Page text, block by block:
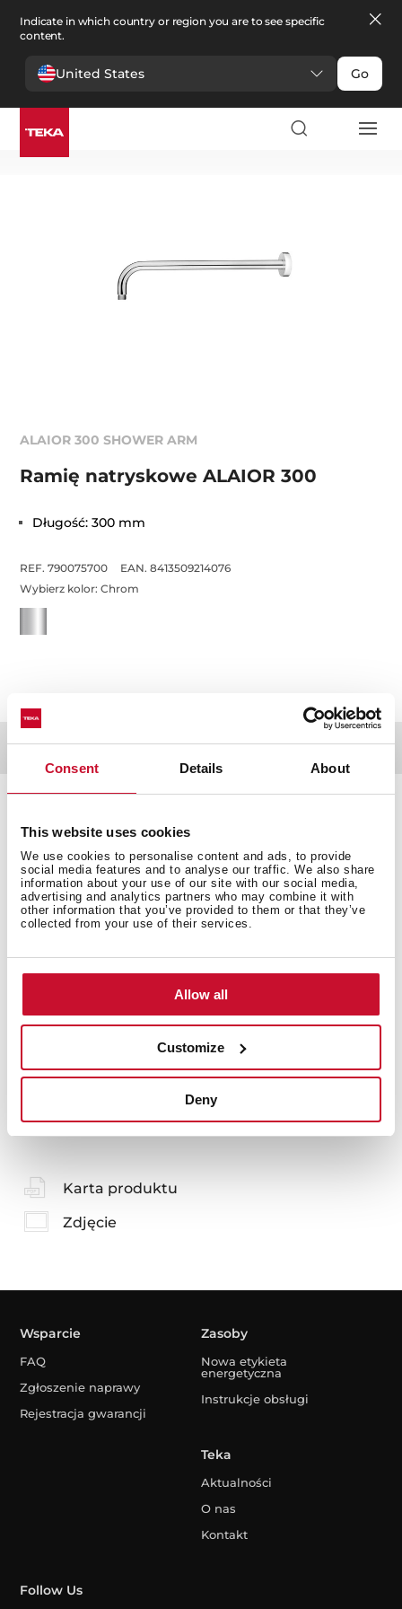
Consent Details About
This website uses cookies
We use cookies to personalise content and ads, to provide
social media features and to analyse our traffic. We also share
information about your use of our site with our social media,
advertising and analytics partners who may combine it with
other information that you’ve provided to them or that they’ve
collected from your use of their services.
Allow all
Customize
Deny
Indicate in which country or region you are to see specific
content.
United States Go
ALAIOR 300 SHOWER ARM
Ramię natryskowe ALAIOR 300
Długość: 300 mm
REF. 790075700
EAN. 8413509214076
Wybierz kolor:Chrom
Dokumentacja
Dane techniczne
Długość: 300 mm
Karta produktu
Zdjęcie
Wsparcie
FAQ
Zgłoszenie naprawy
Rejestracja gwarancji
Zasoby
Nowa etykieta
energetyczna
Instrukcje obsługi
Teka
Aktualności
O nas
Kontakt
Follow Us